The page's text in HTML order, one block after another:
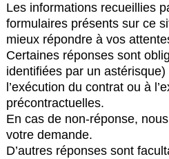
Les informations recueillies
formulaires présents sur ce
mieux répondre à vos
Certaines réponses sont
identifiées par un
l’exécution du contrat ou à
précontractuelles.
En cas de non-réponse,
votre demande.
D’autres réponses sont